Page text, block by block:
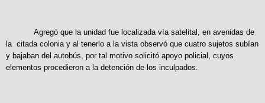
Agregó que la unidad fue localizada vía satelital, en avenidas de
la citada colonia y al tenerlo a la vista observó que cuatro sujetos subían
y bajaban del autobús, por tal motivo solicitó apoyo policial, cuyos
elementos procedieron a la detención de los inculpados.